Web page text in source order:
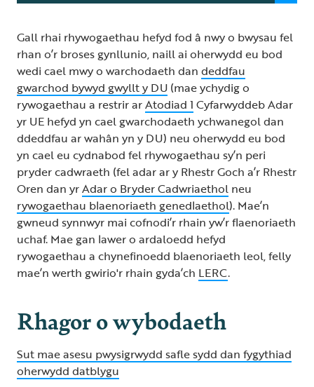
Gall rhai rhywogaethau hefyd fod â nwy o bwysau fel
rhan o’r broses gynllunio, naill ai oherwydd eu bod
wedi cael mwy o warchodaeth dan deddfau
gwarchod bywyd gwyllt y DU (mae ychydig o
rywogaethau a restrir arAtodiad 1 Cyfarwyddeb Adar
yr UE hefyd yn cael gwarchodaeth ychwanegol dan
ddeddfau ar wahân yn y DU) neu oherwydd eu bod
yn cael eu cydnabod fel rhywogaethau sy’n peri
pryder cadwraeth (fel adar ar y Rhestr Goch a’r Rhestr
Oren dan yrAdar o Bryder Cadwriaethol neu
rywogaethau blaenoriaeth genedlaethol). Mae’n
gwneud synnwyr mai cofnodi’r rhain yw’r flaenoriaeth
uchaf. Mae gan lawer o ardaloedd hefyd
rywogaethau a chynefinoedd blaenoriaeth leol, felly
mae’n werth gwirio'r rhain gyda’ch LERC.
Rhagor o wybodaeth
Sut mae asesu pwysigrwydd safle sydd dan fygythiad
oherwydd datblygu